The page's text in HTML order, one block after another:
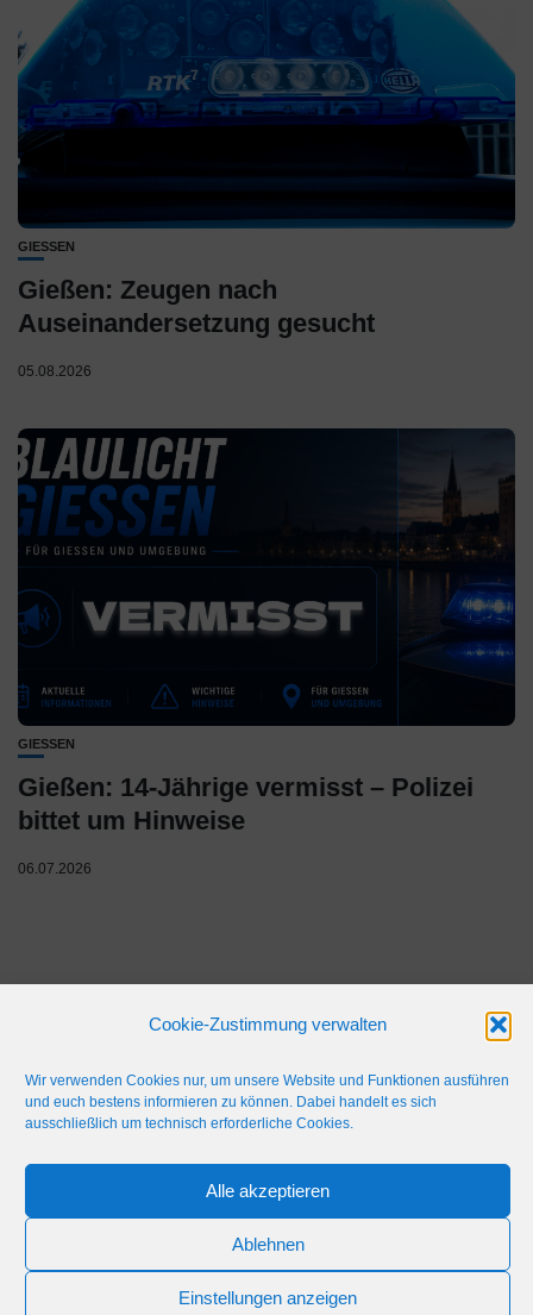
Cookie-Zustimmung verwalten
Wir verwenden Cookies nur, um unsere Website und Funktionen ausführen
und euch bestens informieren zu können. Dabei handelt es sich
ausschließlich um technisch erforderliche Cookies.
Alle akzeptieren
Ablehnen
Einstellungen anzeigen
GIESSEN
Gießen: Zeugen nach
Auseinandersetzung gesucht
05.08.2026
GIESSEN
Gießen: 14-Jährige vermisst – Polizei
bittet um Hinweise
06.07.2026
© 2024 Blaulicht Gießen